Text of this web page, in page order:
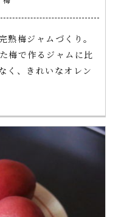
熟梅ジャムづくり。
梅で作るジャムに比
く、きれいなオレン